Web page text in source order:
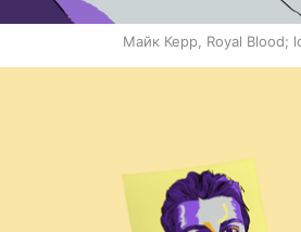
Майк Керр, Royal Blood;